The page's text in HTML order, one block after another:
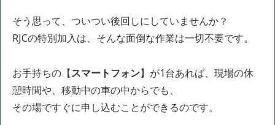
そう思って、ついつい後回しにしていませんか？
RJCの特別加入は、そんな面倒な作業は一切不要です。
お手持ちの【スマートフォン】が1台あれば、現場の休
憩時間や、移動中の車の中からでも、
その場ですぐに申し込むことができるのです。